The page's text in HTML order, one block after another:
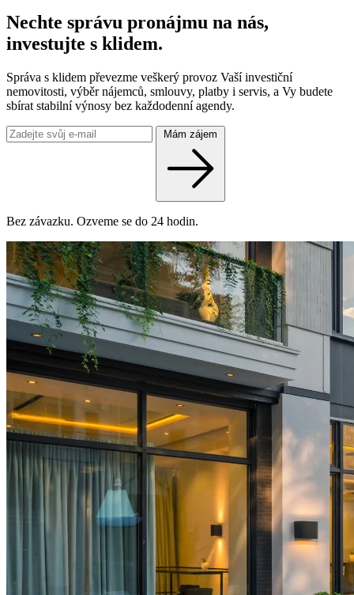
Nechte správu pronájmu na nás,
investujte s klidem.
Správa s klidem převezme veškerý provoz Vaší investiční
nemovitosti, výběr nájemců, smlouvy, platby i servis, a Vy budete
sbírat stabilní výnosy bez každodenní agendy.
Mám zájem
Bez závazku. Ozveme se do 24 hodin.